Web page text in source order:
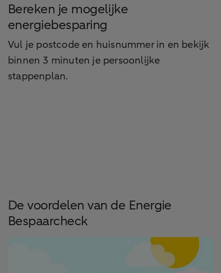
Bereken je mogelijke
energiebesparing
Vul je postcode en huisnummer in en bekijk
binnen 3 minuten je persoonlijke
stappenplan.
De voordelen van de Energie
Bespaarcheck